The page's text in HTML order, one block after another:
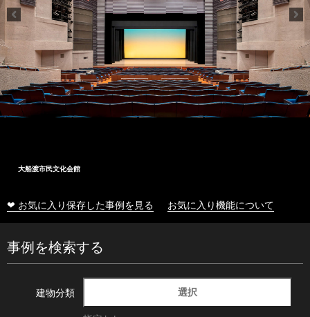
大船渡市民文化会館
❤ お気に入り保存した事例を見る お気に入り機能について
事例を検索する
建物分類 選択